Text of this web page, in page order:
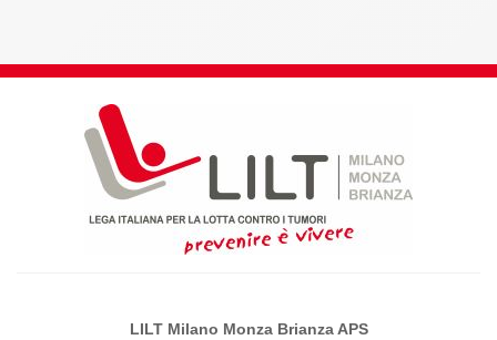
LILT Milano Monza Brianza APS